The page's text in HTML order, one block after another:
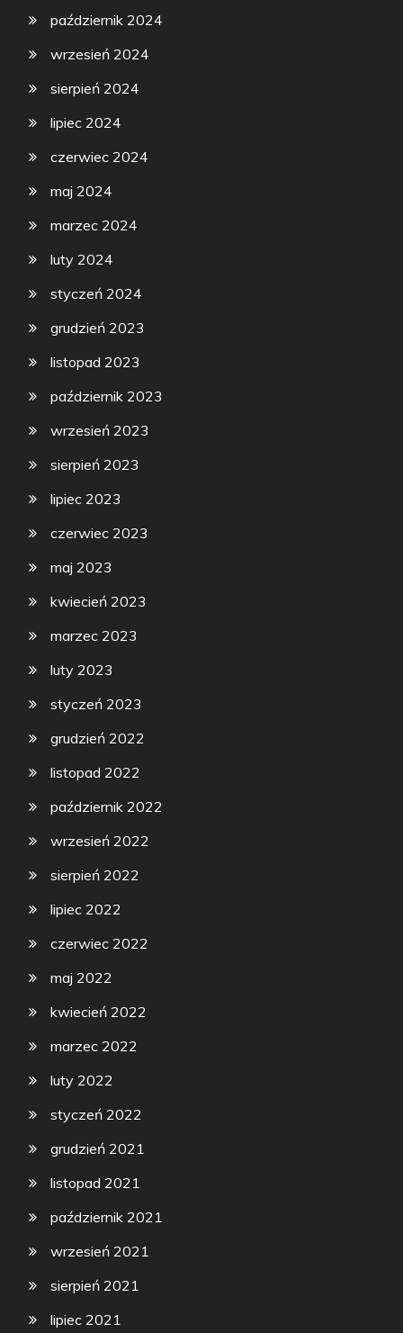
październik 2024
wrzesień 2024
sierpień 2024
lipiec 2024
czerwiec 2024
maj 2024
marzec 2024
luty 2024
styczeń 2024
grudzień 2023
listopad 2023
październik 2023
wrzesień 2023
sierpień 2023
lipiec 2023
czerwiec 2023
maj 2023
kwiecień 2023
marzec 2023
luty 2023
styczeń 2023
grudzień 2022
listopad 2022
październik 2022
wrzesień 2022
sierpień 2022
lipiec 2022
czerwiec 2022
maj 2022
kwiecień 2022
marzec 2022
luty 2022
styczeń 2022
grudzień 2021
listopad 2021
październik 2021
wrzesień 2021
sierpień 2021
lipiec 2021